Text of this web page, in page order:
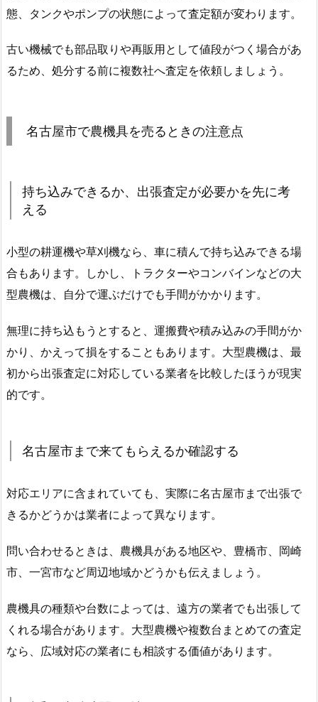
態、タンクやポンプの状態によって査定額が変わります。
古い機械でも部品取りや再販用として値段がつく場合があ
るため、処分する前に複数社へ査定を依頼しましょう。
名古屋市で農機具を売るときの注意点
持ち込みできるか、出張査定が必要かを先に考
える
小型の耕運機や草刈機なら、車に積んで持ち込みできる場
合もあります。しかし、トラクターやコンバインなどの大
型農機は、自分で運ぶだけでも手間がかかります。
無理に持ち込もうとすると、運搬費や積み込みの手間がか
かり、かえって損をすることもあります。大型農機は、最
初から出張査定に対応している業者を比較したほうが現実
的です。
名古屋市まで来てもらえるか確認する
対応エリアに含まれていても、実際に名古屋市まで出張で
きるかどうかは業者によって異なります。
問い合わせるときは、農機具がある地区や、豊橋市、岡崎
市、一宮市など周辺地域かどうかも伝えましょう。
農機具の種類や台数によっては、遠方の業者でも出張して
くれる場合があります。大型農機や複数台まとめての査定
なら、広域対応の業者にも相談する価値があります。